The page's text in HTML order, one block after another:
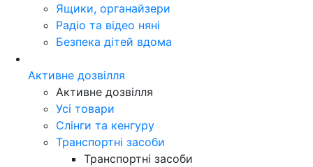
Ящики, органайзери
Радіо та відео няні
Безпека дітей вдома
Активне дозвілля
Активне дозвілля
Усі товари
Слінги та кенгуру
Транспортні засоби
Транспортні засоби